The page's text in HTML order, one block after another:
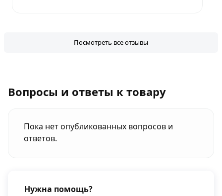
Посмотреть все отзывы
Вопросы и ответы к товару
Пока нет опубликованных вопросов и
ответов.
Нужна помощь?